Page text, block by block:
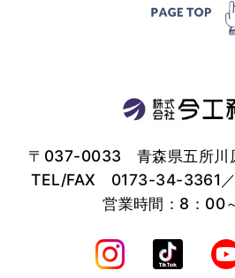
〒037-0033 青森県五所川
TEL/FAX 0173-34-3361
営業時間：8：00